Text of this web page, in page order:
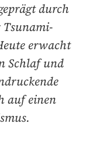
durch
Tsunami-
erwacht
Schlaf und
auf einen